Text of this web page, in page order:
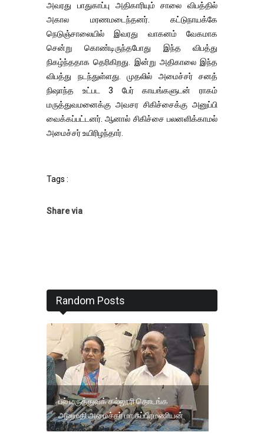
அவரது பாதுகாப்பு அதிகாரியும் சாலை விபத்தில்
அகால மரணமடைந்தனர். கட்டுநாயக்கே
நெடுஞ்சாலையில் இவரது வாகனம் வேகமாக
சென்று கொண்டிருந்தபோது இந்த விபத்து
நிகழ்ந்ததாக தெரிகிறது. இன்று அதிகாலை இந்த
விபத்து நடந்துள்ளது. முதலில் அமைச்சர் சனத்
நிஷாந்த உட்பட 3 பேர் காயங்களுடன் ராகம்
மருத்துவமனைக்கு அவசர சிகிச்சைக்கு அனுப்பி
வைக்கப்பட்டனர். ஆனால் சிகிச்சை பலனளிக்காமல்
அமைச்சர் உயிரிழந்தார்.
Tags :
Share via
Random Posts
பல் மருத்துவக் கல்லூரி தொடங்க
அனுமதி அமைச்சர் மா.சுப்பிரமணியன்